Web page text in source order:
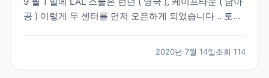
공 ) 이렇게 두 센터를 먼저 오픈하게 되었습니다 .. 토베
국하셨던 학생들은 , 런던센터로 변경을 하실 수 있습니
다 . 영국정부는 7 월 10...
2020년 7월 14일조회 114